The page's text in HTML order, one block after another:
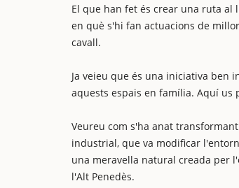
El que han fet és crear una ruta al
en què s'hi fan actuacions de
cavall.
Ja veieu que és una iniciativa ben
aquests espais en família. Aquí
Veureu com s'ha anat
industrial, que va modificar
una meravella natural creada per
l'Alt Penedès.